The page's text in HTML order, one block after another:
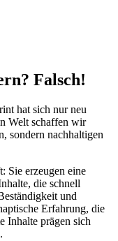
Falsch!
hat sich nur neu
Welt schaffen wir
sondern nachhaltigen
Sie erzeugen eine
die schnell
und
Erfahrung, die
Inhalte prägen sich